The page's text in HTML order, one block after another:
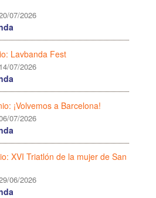
07/2026
Lavbanda Fest
14/07/2026
¡Volvemos a Barcelona!
07/2026
XVI Triatlón de la mujer de San
06/2026